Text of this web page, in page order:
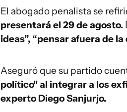
El abogado penalista se
presentará el 29 de agosto.
ideas”, “pensar afuera de
Aseguró que su partido
político" al integrar a los
experto Diego Sanjurjo.